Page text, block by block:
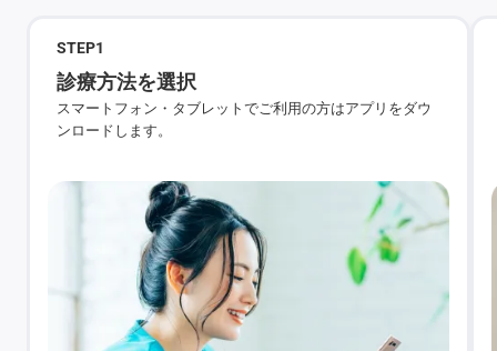
STEP1
診療方法を選択
スマートフォン・タブレットでご利用の方はアプリをダウ
ンロードします。